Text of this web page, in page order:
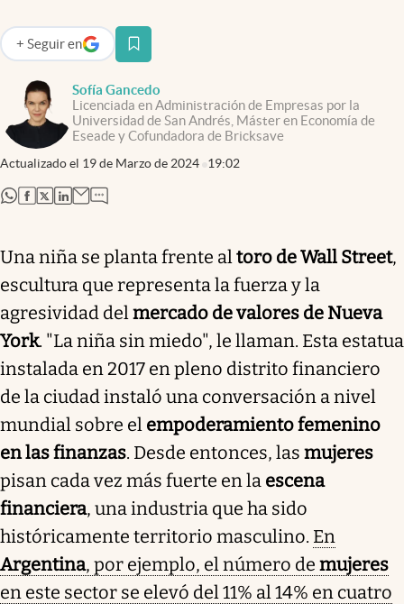
Sofía Gancedo
Licenciada en Administración de Empresas por la
Universidad de San Andrés, Máster en Economía de
Eseade y Cofundadora de Bricksave
Actualizado el 19 de Marzo de 2024 19:02
+ Seguir en
abre en nueva pestaña
abre en nueva pestaña
abre en nueva pestaña
abre en nueva pestaña
abre en nueva pestaña
Una niña se planta frente altoro de Wall Street,
escultura que representa la fuerza y la
agresividad delmercado de valores de Nueva
York. "La niña sin miedo", le llaman. Esta estatua
instalada en 2017 en pleno distrito financiero
de la ciudad instaló una conversación a nivel
mundial sobre el empoderamiento femenino
en las finanzas. Desde entonces, las mujeres
pisan cada vez más fuerte en la escena
financiera, una industria que ha sido
históricamente territorio masculino. En
Argentina, por ejemplo, el número de mujeres
en este sector se elevó del 11% al 14% en cuatro